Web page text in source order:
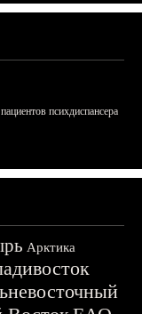
психдиспансера
Арктика